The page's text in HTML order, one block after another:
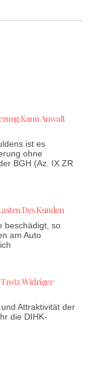
Kann Anwalt
ist es
ohne
BGH (Az. IX ZR
Des Kunden
beschädigt, so
am Auto
Trotz Widriger
Attraktivität der
die DIHK-